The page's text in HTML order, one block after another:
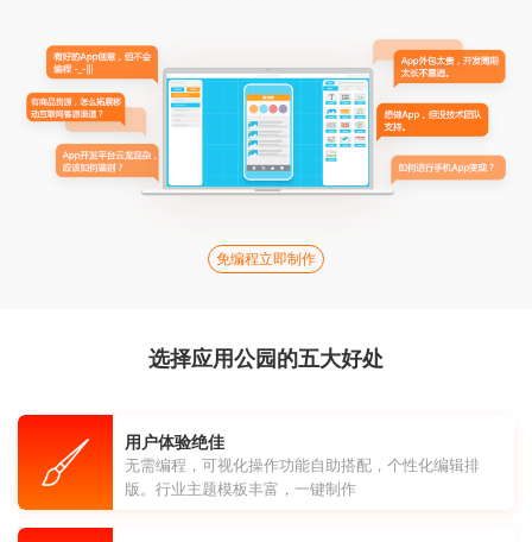
免编程立即制作
选择应用公园的五大好处
用户体验绝佳
无需编程，可视化操作功能自助搭配，个性化编辑排
版。行业主题模板丰富，一键制作